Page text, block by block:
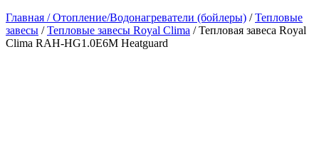
Главная /Отопление/Водонагреватели (бойлеры) /Тепловые
завесы /Тепловые завесы Royal Clima / Тепловая завеса Royal
Clima RAH-HG1.0E6M Heatguard